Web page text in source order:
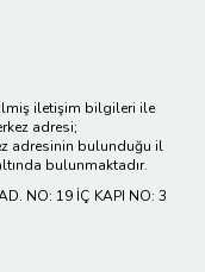
iletişim bilgileri ile
adresi;
adresinin bulunduğu il
bulunmaktadır.
NO: 19 İÇ KAPI NO: 3